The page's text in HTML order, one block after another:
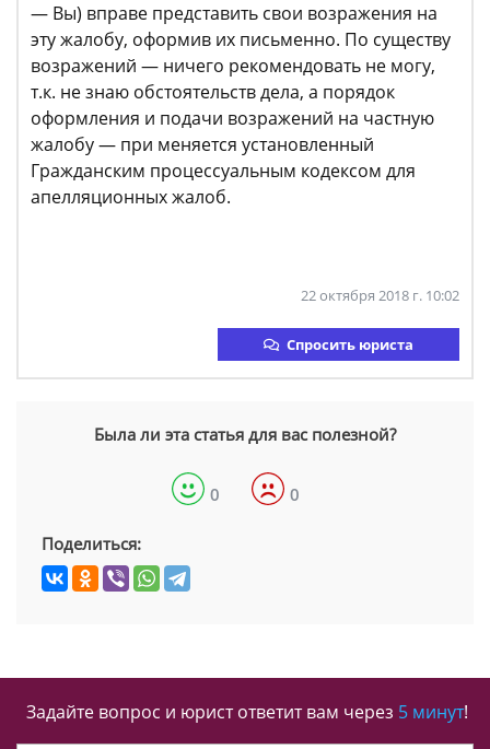
— Вы) вправе представить свои возражения на
эту жалобу, оформив их письменно. По существу
возражений — ничего рекомендовать не могу,
т.к. не знаю обстоятельств дела, а порядок
оформления и подачи возражений на частную
жалобу — при меняется установленный
Гражданским процессуальным кодексом для
апелляционных жалоб.
22 октября 2018 г. 10:02
Спросить юриста
Была ли эта статья для вас полезной?
0 0
Поделиться:
Задайте вопрос и юрист ответит вам через 5 минут!